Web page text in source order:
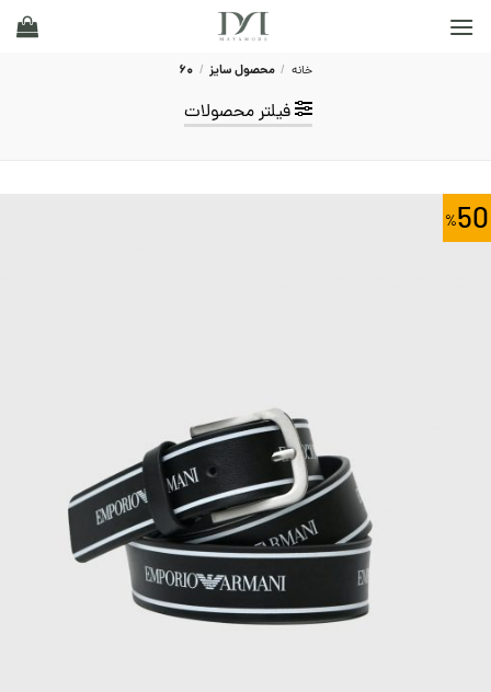
خانه / محصول سایز /
فیلتر محصولات
50